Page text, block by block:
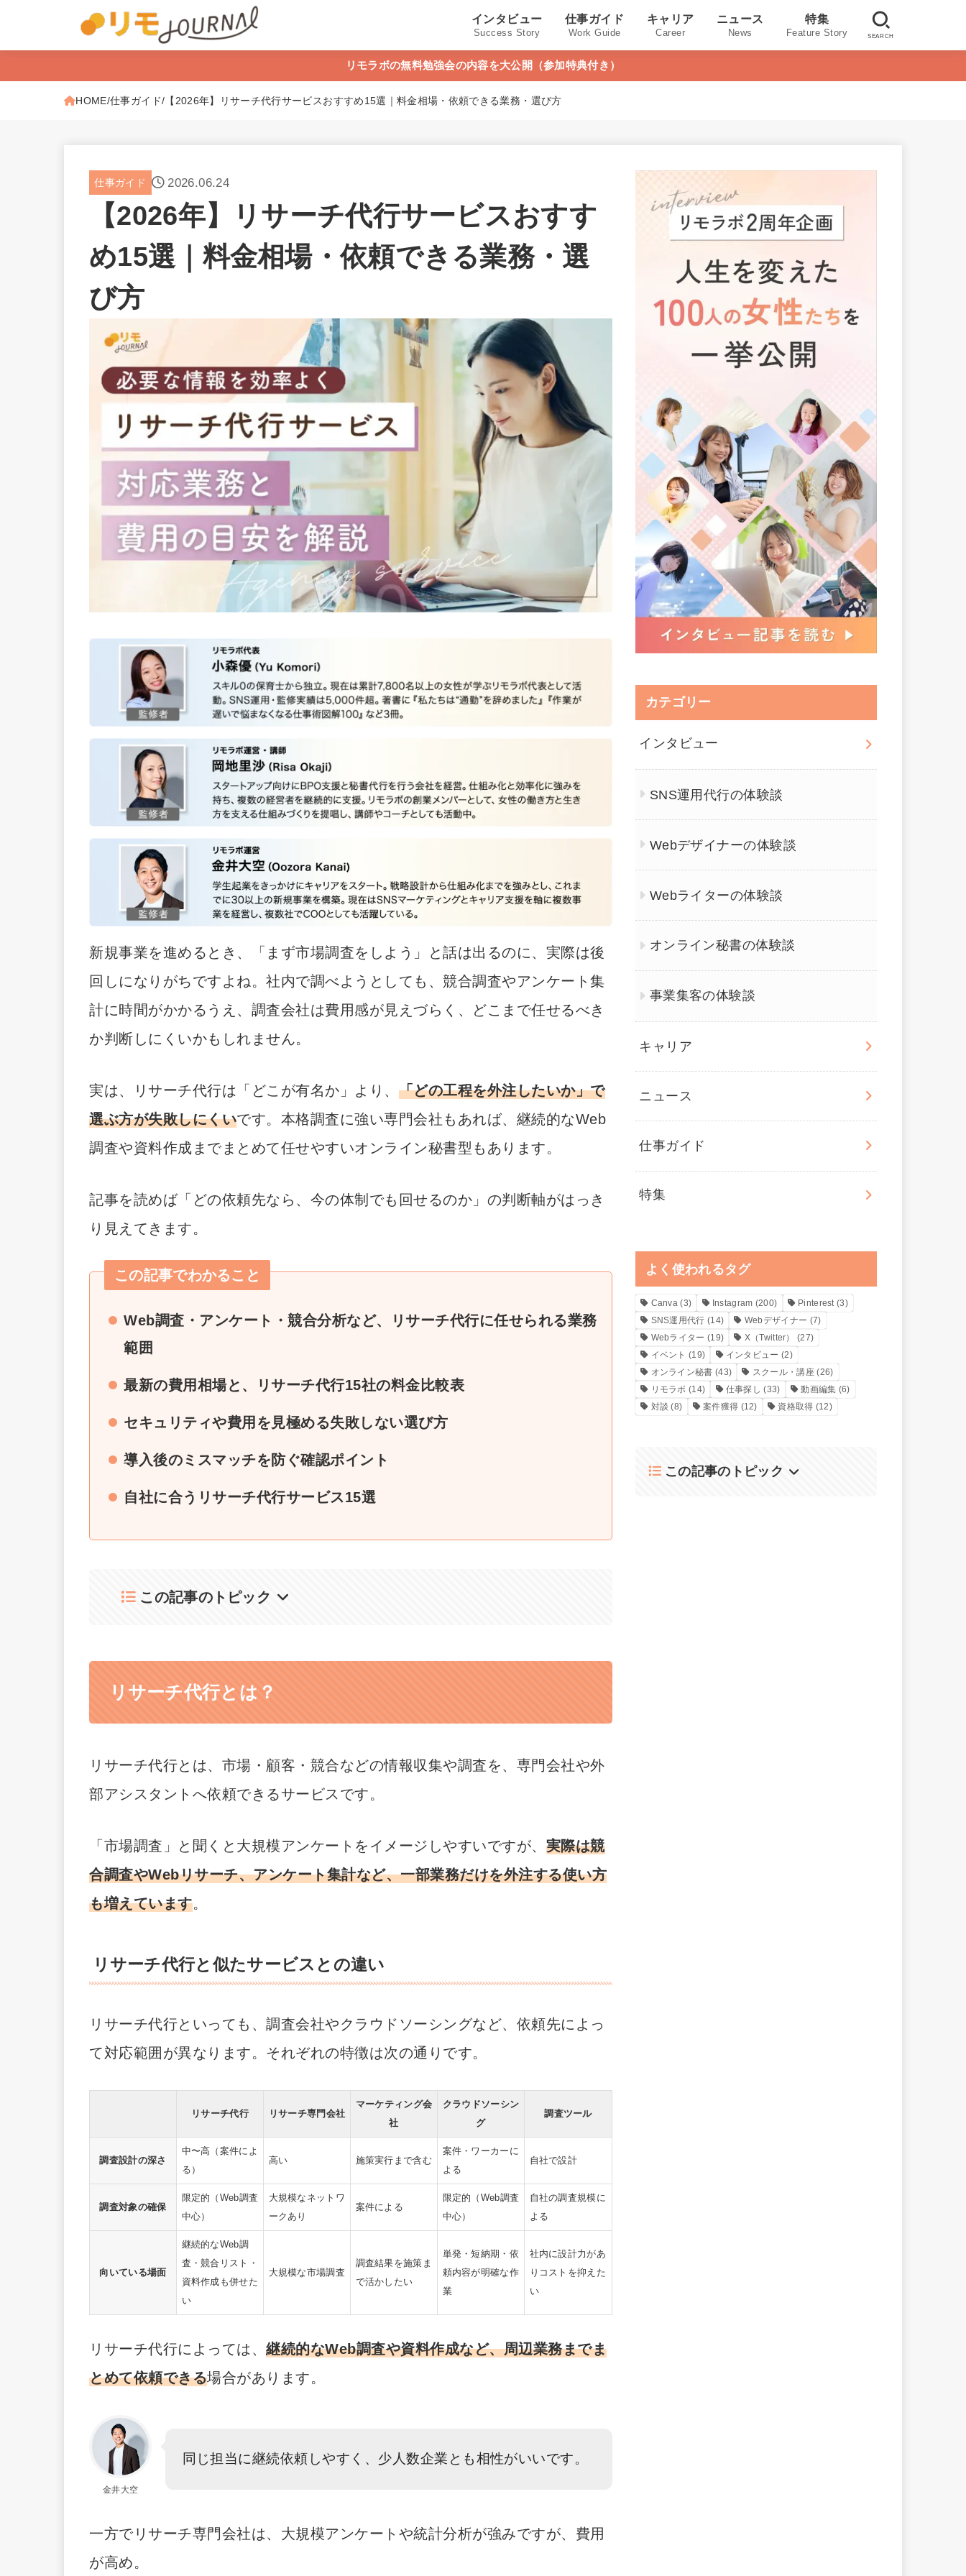
インタビュー
Success Story
仕事ガイド
Work Guide
キャリア
Career
ニュース
News
特集
Feature Story SEARCH
リモラボの無料勉強会の内容を大公開（参加特典付き）
HOME 仕事ガイド 【2026年】リサーチ代行サービスおすすめ15選｜料金相場・依頼できる業務・選び方
仕事ガイド 2026.06.24
【2026年】リサーチ代行サービスおすす
め15選｜料金相場・依頼できる業務・選
び方
新規事業を進めるとき、「まず市場調査をしよう」と話は出るのに、実際は後
回しになりがちですよね。社内で調べようとしても、競合調査やアンケート集
計に時間がかかるうえ、調査会社は費用感が見えづらく、どこまで任せるべき
か判断しにくいかもしれません。
実は、リサーチ代行は「どこが有名か」より、 「どの工程を外注したいか」で
選ぶ方が失敗しにくいです。本格調査に強い専門会社もあれば、継続的なWeb
調査や資料作成までまとめて任せやすいオンライン秘書型もあります。
記事を読めば「どの依頼先なら、今の体制でも回せるのか」の判断軸がはっき
り見えてきます。
この記事でわかること
Web調査・アンケート・競合分析など、リサーチ代行に任せられる業務
範囲
最新の費用相場と、リサーチ代行15社の料金比較表
セキュリティや費用を見極める失敗しない選び方
導入後のミスマッチを防ぐ確認ポイント
自社に合うリサーチ代行サービス15選
この記事のトピック
リサーチ代行とは？
リサーチ代行とは、市場・顧客・競合などの情報収集や調査を、専門会社や外
部アシスタントへ依頼できるサービスです。
「市場調査」と聞くと大規模アンケートをイメージしやすいですが、 実際は競
合調査やWebリサーチ、アンケート集計など、一部業務だけを外注する使い方
も増えています。
リサーチ代行と似たサービスとの違い
リサーチ代行といっても、調査会社やクラウドソーシングなど、依頼先によっ
て対応範囲が異なります。それぞれの特徴は次の通りです。
リサーチ代行 リサーチ専門会社
マーケティング会
社
クラウドソーシン
グ
調査ツール
調査設計の深さ
中〜高（案件によ
る）
高い 施策実行まで含む
案件・ワーカーに
よる
自社で設計
調査対象の確保
限定的（Web調査
中心）
大規模なネットワ
ークあり
案件による
限定的（Web調査
中心）
自社の調査規模に
よる
向いている場面
継続的なWeb調
査・競合リスト・
資料作成も併せた
い
大規模な市場調査
調査結果を施策ま
で活かしたい
単発・短納期・依
頼内容が明確な作
業
社内に設計力があ
りコストを抑えた
い
リサーチ代行によっては、 継続的なWeb調査や資料作成など、周辺業務までま
とめて依頼できる場合があります。
金井大空
同じ担当に継続依頼しやすく、少人数企業とも相性がいいです。
一方でリサーチ専門会社は、大規模アンケートや統計分析が強みですが、費用
が高め。
カテゴリー
インタビュー
SNS運用代行の体験談
Webデザイナーの体験談
Webライターの体験談
オンライン秘書の体験談
事業集客の体験談
キャリア
ニュース
仕事ガイド
特集
よく使われるタグ
Canva (3) Instagram (200) Pinterest (3)
SNS運用代行 (14) Webデザイナー (7)
Webライター (19) X（Twitter）
(27)
イベント (19) インタビュー (2)
オンライン秘書 (43) スクール・講座(26)
リモラボ (14) 仕事探し (33) 動画編集 (6)
対談 (8) 案件獲得 (12) 資格取得 (12)
この記事のトピック